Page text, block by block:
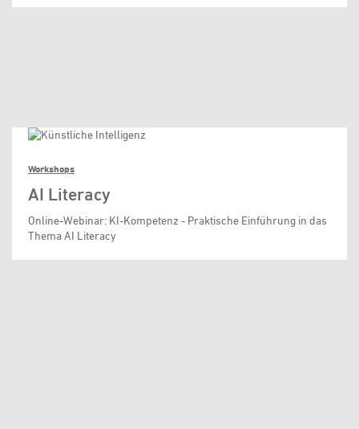
Workshops
AI Literacy
Online-Webinar: KI-Kompetenz - Praktische Einführung in das
Thema AI Literacy